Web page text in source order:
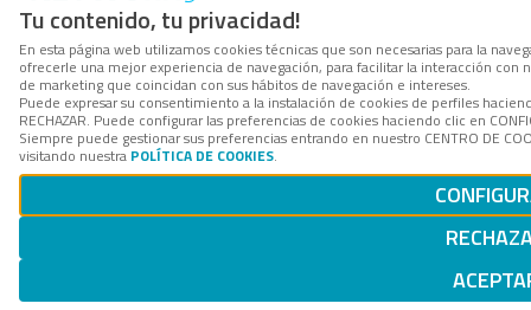
Tu contenido, tu privacidad!
En esta página web utilizamos cookies técnicas que son necesarias para la
ofrecerle una mejor experiencia de navegación, para facilitar la interacción
de marketing que coincidan con sus hábitos de navegación e intereses.
Puede expresar su consentimiento a la instalación de cookies de perfiles
RECHAZAR. Puede configurar las preferencias de cookies haciendo clic en
Siempre puede gestionar sus preferencias entrando en nuestro CENTRO DE
visitando nuestra POLÍTICA DE COOKIES.